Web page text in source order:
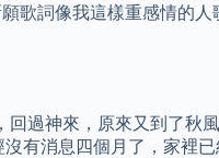
詞像我這樣重感情的
過神來，原來又到了
有消息四個月了，家裡